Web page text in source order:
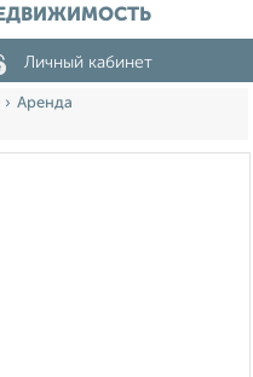
Личный кабинет
Аренда